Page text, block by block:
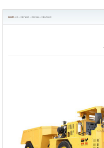
当前位置 : 主页 >> 天津产品展示>> 天津铲运机>> 天津地下运矿车